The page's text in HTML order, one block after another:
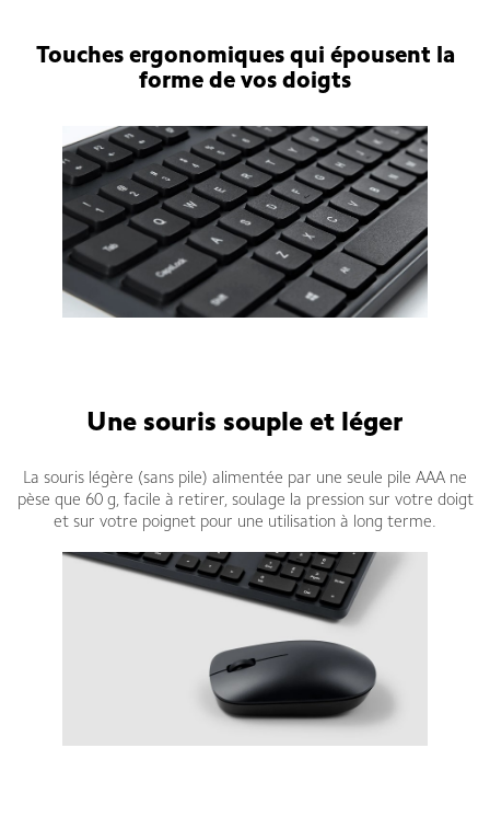
Touches ergonomiques qui épousent la
forme de vos doigts
Une souris souple et léger
La souris légère (sans pile) alimentée par une seule pile AAA ne
pèse que 60 g, facile à retirer, soulage la pression sur votre doigt
et sur votre poignet pour une utilisation à long terme.